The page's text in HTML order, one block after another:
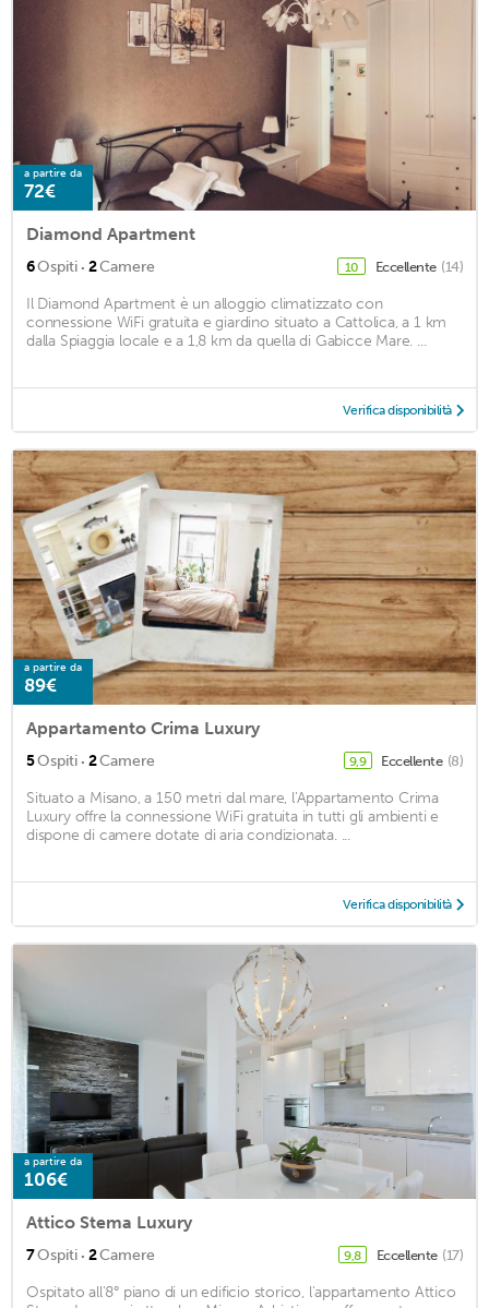
a partire da
72€
Diamond Apartment
6Ospiti · 2Camere 10 Eccellente (14)
Il Diamond Apartment è un alloggio climatizzato con
connessione WiFi gratuita e giardino situato a Cattolica, a 1 km
dalla Spiaggia locale e a 1,8 km da quella di Gabicce Mare. ...
Verifica disponibilità
a partire da
89€
Appartamento Crima Luxury
5Ospiti · 2Camere 9,9 Eccellente (8)
Situato a Misano, a 150 metri dal mare, l'Appartamento Crima
Luxury offre la connessione WiFi gratuita in tutti gli ambienti e
dispone di camere dotate di aria condizionata. ...
Verifica disponibilità
a partire da
106€
Attico Stema Luxury
7Ospiti · 2Camere 9,8 Eccellente (17)
Ospitato all'8° piano di un edificio storico, l'appartamento Attico